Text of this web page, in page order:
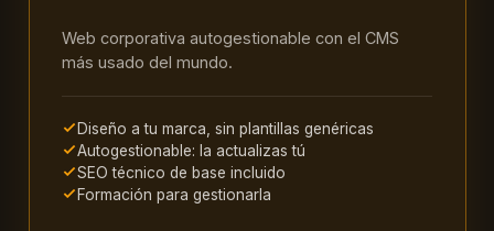
Web corporativa autogestionable con el CMS
más usado del mundo.
Diseño a tu marca, sin plantillas genéricas
Autogestionable: la actualizas tú
SEO técnico de base incluido
Formación para gestionarla